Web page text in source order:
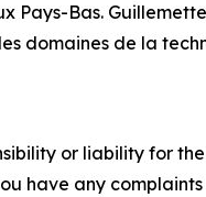
Pays-Bas.
domaines de la
or liability for
have any